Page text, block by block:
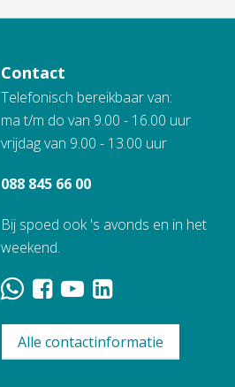
Contact
Telefonisch bereikbaar van:
ma t/m do van 9.00 - 16.00 uur
vrijdag van 9.00 - 13.00 uur
088 845 66 00
Bij spoed ook 's avonds en in het
weekend.
Alle contactinformatie